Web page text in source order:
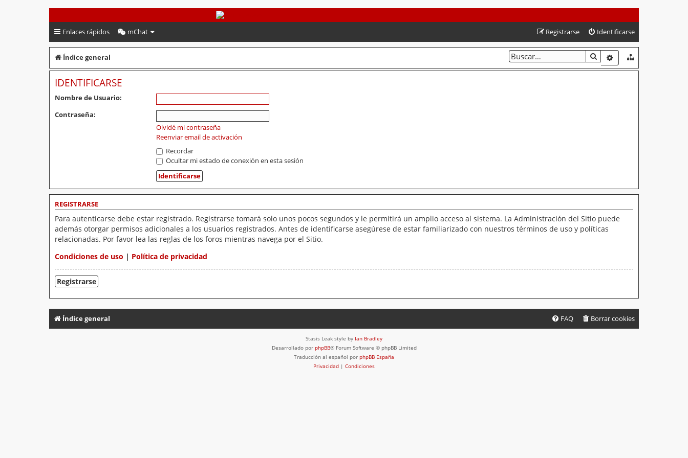
PeruVoley.com
Enlaces rápidos mChat Identificarse
Registrarse
Índice general BUSCARBÚSQUEDA
IDENTIFICARSE
Nombre de Usuario:
Contraseña:
Olvidé mi contraseña
Reenviar email de activación
Recordar
Ocultar mi estado de conexión en esta sesión
REGISTRARSE
Para autenticarse debe estar registrado. Registrarse tomará solo unos pocos segundos y le permitirá un amplio acceso al sistema. La Administración del Sitio puede
además otorgar permisos adicionales a los usuarios registrados. Antes de identificarse asegúrese de estar familiarizado con nuestros términos de uso y políticas
relacionadas. Por favor lea las reglas de los foros mientras navega por el Sitio.
Condiciones de uso | Política de privacidad
Registrarse
Índice general Borrar cookies
FAQ
Stasis Leak style by Ian Bradley
Desarrollado por phpBB® Forum Software © phpBB Limited
Traducción al español por phpBB España
Privacidad | Condiciones